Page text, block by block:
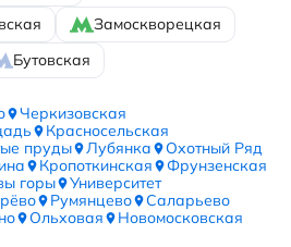
Замоскворецкая
Бутовская
Черкизовская
Красносельская
пруды Лубянка
Охотный Ряд
Кропоткинская
Фрунзенская
горы
Университет
Румянцево
Саларьево
Ольховая
Новомосковская